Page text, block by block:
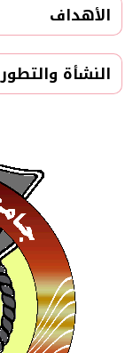
الأهداف
النشأة والتطور